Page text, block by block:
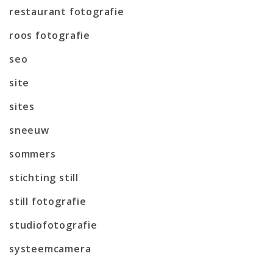
restaurant fotografie
roos fotografie
seo
site
sites
sneeuw
sommers
stichting still
still fotografie
studiofotografie
systeemcamera